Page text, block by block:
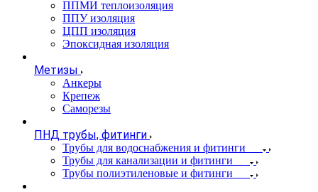
ППМИ теплоизоляция
ППУ изоляция
ЦПП изоляция
Эпоксидная изоляция
Метизы
Анкеры
Крепеж
Саморезы
ПНД трубы, фитинги
Трубы для водоснабжения и фитинги
Трубы для канализации и фитинги
Трубы полиэтиленовые и фитинги